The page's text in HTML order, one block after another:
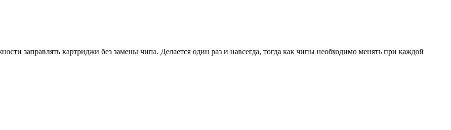
заправлять картриджи без замены чипа. Делается один раз и навсегда, тогда как чипы необходимо менять при каждой